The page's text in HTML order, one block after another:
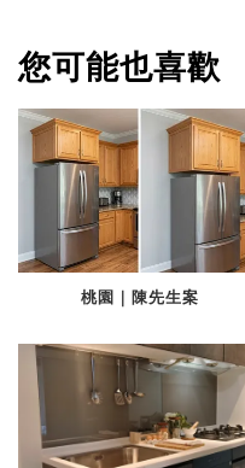
您可能也喜歡
桃園｜陳先生案